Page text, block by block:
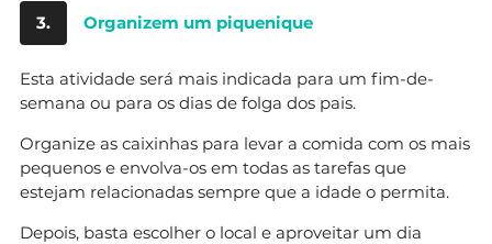
3. Organizem um piquenique
Esta atividade será mais indicada para um fim-de-
semana ou para os dias de folga dos pais.
Organize as caixinhas para levar a comida com os mais
pequenos e envolva-os em todas as tarefas que
estejam relacionadas sempre que a idade o permita.
Depois, basta escolher o local e aproveitar um dia